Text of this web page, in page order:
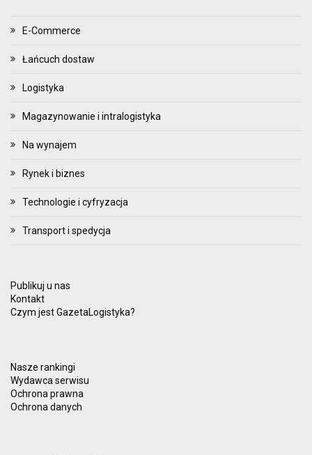
E-Commerce
Łańcuch dostaw
Logistyka
Magazynowanie i intralogistyka
Na wynajem
Rynek i biznes
Technologie i cyfryzacja
Transport i spedycja
Publikuj u nas
Kontakt
Czym jest GazetaLogistyka?
Nasze rankingi
Wydawca serwisu
Ochrona prawna
Ochrona danych